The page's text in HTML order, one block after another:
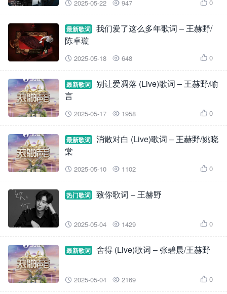
 2025-05-22  947  0
最新歌词
我们爱了这么多年歌词 – 王赫野/
陈卓璇
 2025-05-18  648  0
最新歌词
别让爱凋落 (Live)歌词 – 王赫野/喻
言
 2025-05-17  1958  0
最新歌词
消散对白 (Live)歌词 – 王赫野/姚晓
棠
 2025-05-10  1102  0
热门歌词 致你歌词 – 王赫野
 2025-05-04  1429  0
最新歌词 舍得 (Live)歌词 – 张碧晨/王赫野
 2025-05-04  2169  0